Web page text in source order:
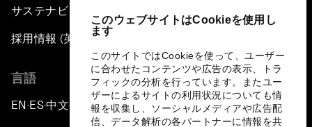
このウェブサイトはCookieを使用し
ます
このサイトではCookieを使って、ユーザー
に合わせたコンテンツや広告の表示、トラ
フィックの分析を行っています。またユー
ザーによるサイトの利用状況についても情
報を収集し、ソーシャルメディアや広告配
信、データ解析の各パートナーに情報を共
サステナビリティへの取り組み
採用情報 (英語のみ)
言語
EN ▪ES▪中文▪ 日本語